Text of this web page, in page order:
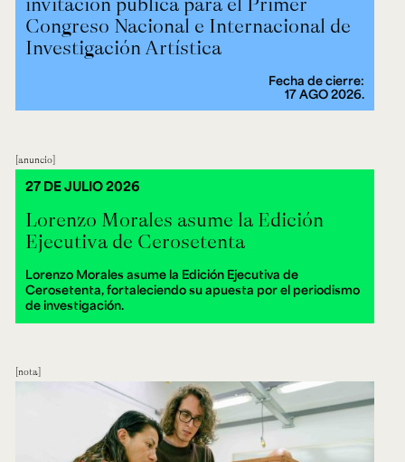
Congreso Nacional e Internacional de
Investigación Artística
Fecha de cierre:
17 AGO 2026.
anuncio
Lorenzo Morales asume la Edición
Ejecutiva de Cerosetenta
Lorenzo Morales asume la Edición Ejecutiva de
Cerosetenta, fortaleciendo su apuesta por el periodismo
de investigación.
27 DE JULIO 2026
nota